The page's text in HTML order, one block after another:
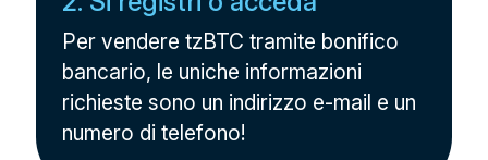
Per vendere tzBTC tramite bonifico
bancario, le uniche informazioni
richieste sono un indirizzo e-mail e un
numero di telefono!